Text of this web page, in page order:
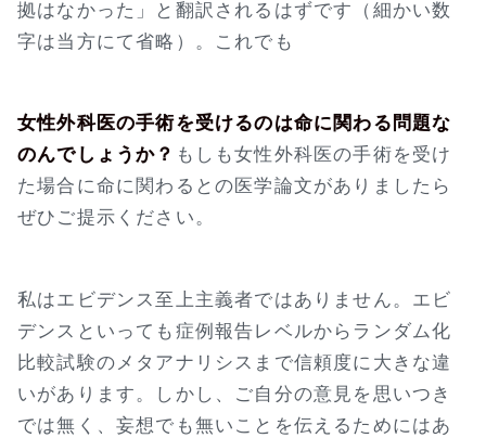
拠はなかった」と翻訳されるはずです（細かい数
字は当方にて省略）。これでも
女性外科医の手術を受けるのは命に関わる問題な
のんでしょうか？ もしも女性外科医の手術を受け
た場合に命に関わるとの医学論文がありましたら
ぜひご提示ください。
私はエビデンス至上主義者ではありません。エビ
デンスといっても症例報告レベルからランダム化
比較試験のメタアナリシスまで信頼度に大きな違
いがあります。しかし、ご自分の意見を思いつき
では無く、妄想でも無いことを伝えるためにはあ